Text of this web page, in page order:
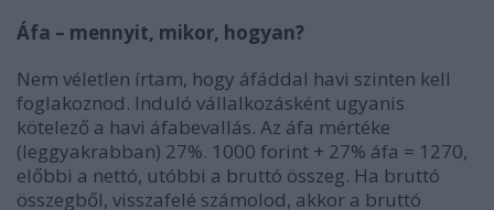
Áfa – mennyit, mikor, hogyan?
Nem véletlen írtam, hogy áfáddal havi szinten kell
foglakoznod. Induló vállalkozásként ugyanis
kötelező a havi áfabevallás. Az áfa mértéke
(leggyakrabban) 27%. 1000 forint + 27% áfa = 1270,
előbbi a nettó, utóbbi a bruttó összeg. Ha bruttó
összegből, visszafelé számolod, akkor a bruttó